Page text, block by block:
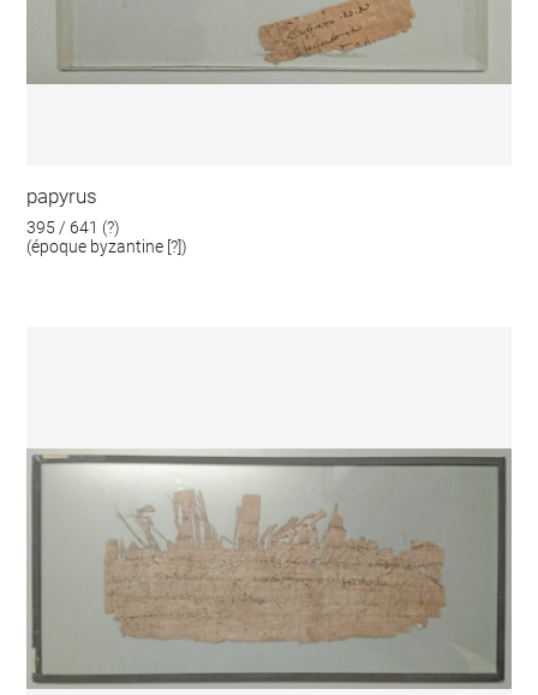
papyrus
395 / 641 (?)
(époque byzantine [?])